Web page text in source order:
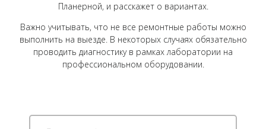
Планерной, и расскажет о вариантах.
Важно учитывать, что не все ремонтные работы можно
выполнить на выезде. В некоторых случаях обязательно
проводить диагностику в рамках лаборатории на
профессиональном оборудовании.